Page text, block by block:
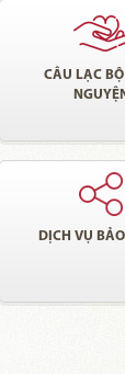
CÂU LẠC BỘ
DỊCH VỤ